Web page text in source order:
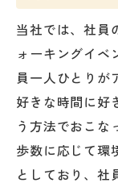
当社では、社員
ォーキングイベ
員一人ひとりが
好きな時間に好
う方法でおこな
歩数に応じて環
としており、社